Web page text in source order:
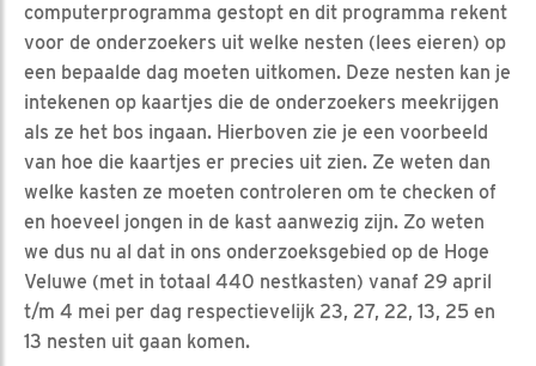
computerprogramma gestopt en dit programma rekent
voor de onderzoekers uit welke nesten (lees eieren) op
een bepaalde dag moeten uitkomen. Deze nesten kan je
intekenen op kaartjes die de onderzoekers meekrijgen
als ze het bos ingaan. Hierboven zie je een voorbeeld
van hoe die kaartjes er precies uit zien. Ze weten dan
welke kasten ze moeten controleren om te checken of
en hoeveel jongen in de kast aanwezig zijn. Zo weten
we dus nu al dat in ons onderzoeksgebied op de Hoge
Veluwe (met in totaal 440 nestkasten) vanaf 29 april
t/m 4 mei per dag respectievelijk 23, 27, 22, 13, 25 en
13 nesten uit gaan komen.